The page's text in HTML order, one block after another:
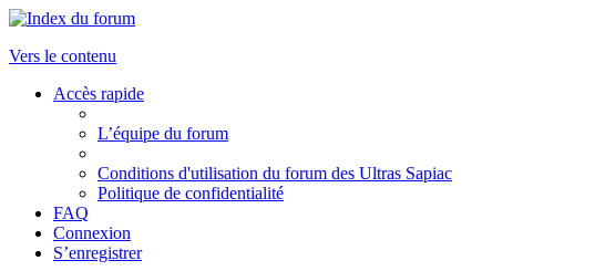
Vers le contenu
Accès rapide
L’équipe du forum
Conditions d'utilisation du forum des Ultras Sapiac
Politique de confidentialité
FAQ
Connexion
S’enregistrer